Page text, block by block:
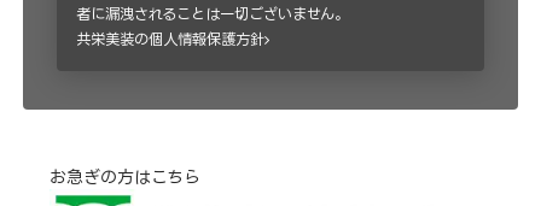
者に漏洩されることは一切ございません。
共栄美装の個人情報保護方針
お急ぎの方はこちら